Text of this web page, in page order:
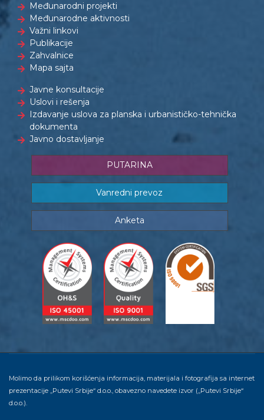
Međunarodni projekti
Međunarodne aktivnosti
Važni linkovi
Publikacije
Zahvalnice
Mapa sajta
Javne konsultacije
Uslovi i rešenja
Izdavanje uslova za planska i urbanističko-tehnička
dokumenta
Javno dostavljanje
PUTARINA
Vanredni prevoz
Anketa
Molimo da prilikom korišćenja informacija, materijala i fotografija sa internet
prezentacije „Putevi Srbije“ d.o.o., obavezno navedete izvor („Putevi Srbije“
d.o.o.).